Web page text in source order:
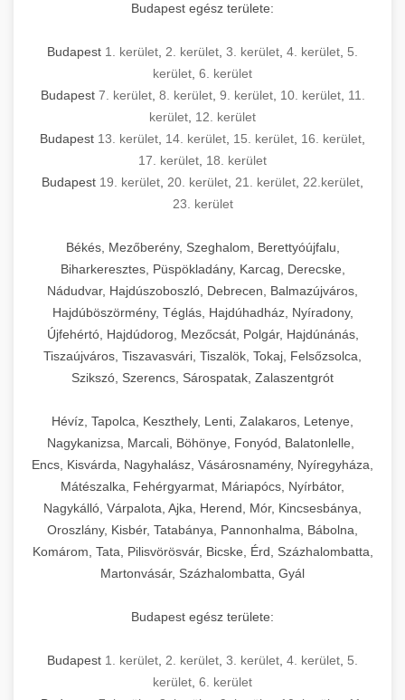
Budapest egész területe:
Budapest 1. kerület 2. kerület 3. kerület 4. kerület 5.
kerület 6. kerület
Budapest 7. kerület, 8. kerület, 9. kerület, 10. kerület, 11.
kerület 12. kerület
Budapest 13. kerület 14. kerület 15. kerület 16. kerület
17. kerület 18. kerület
Budapest 19. kerület 20. kerület 21. kerület 22.kerület
23. kerület
Békés, Mezőberény, Szeghalom, Berettyóújfalu,
Biharkeresztes, Püspökladány, Karcag, Derecske,
Nádudvar, Hajdúszoboszló, Debrecen, Balmazújváros,
Hajdúböszörmény, Téglás, Hajdúhadház, Nyíradony,
Újfehértó, Hajdúdorog, Mezőcsát, Polgár, Hajdúnánás,
Tiszaújváros, Tiszavasvári, Tiszalök, Tokaj, Felsőzsolca,
Szikszó, Szerencs, Sárospatak, Zalaszentgrót
Hévíz, Tapolca, Keszthely, Lenti, Zalakaros, Letenye,
Nagykanizsa, Marcali, Böhönye, Fonyód, Balatonlelle,
Encs, Kisvárda, Nagyhalász, Vásárosnamény, Nyíregyháza,
Mátészalka, Fehérgyarmat, Máriapócs, Nyírbátor,
Nagykálló, Várpalota, Ajka, Herend, Mór, Kincsesbánya,
Oroszlány, Kisbér, Tatabánya, Pannonhalma, Bábolna,
Komárom, Tata, Pilisvörösvár, Bicske, Érd, Százhalombatta,
Martonvásár, Százhalombatta, Gyál
Budapest egész területe:
Budapest 1. kerület 2. kerület 3. kerület 4. kerület 5.
kerület 6. kerület